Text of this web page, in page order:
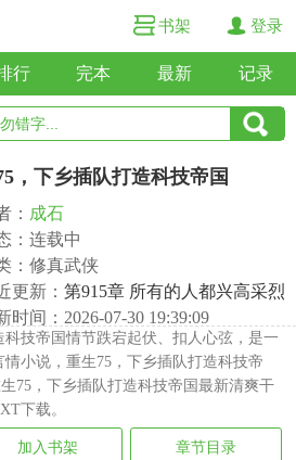
书架 登录
行 完本 最新 记录
，下乡插队打造科技帝国
： 成石
：连载中
：修真武侠
更新： 第915章 所有的人都兴高采烈
时间：2026-07-30 19:39:09
科技帝国情节跌宕起伏、扣人心弦，是一
小说，重生75，下乡插队打造科技帝
75，下乡插队打造科技帝国最新清爽干
下载。
加入书架 章节目录